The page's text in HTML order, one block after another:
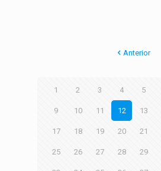
Anterior
1 2 3 4 5
9 10 11 12 13
17 18 19 20 21
25 26 27 28 29